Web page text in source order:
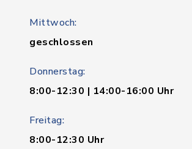
Mittwoch:
geschlossen
Donnerstag:
8:00-12:30 | 14:00-16:00 Uhr
Freitag:
8:00-12:30 Uhr